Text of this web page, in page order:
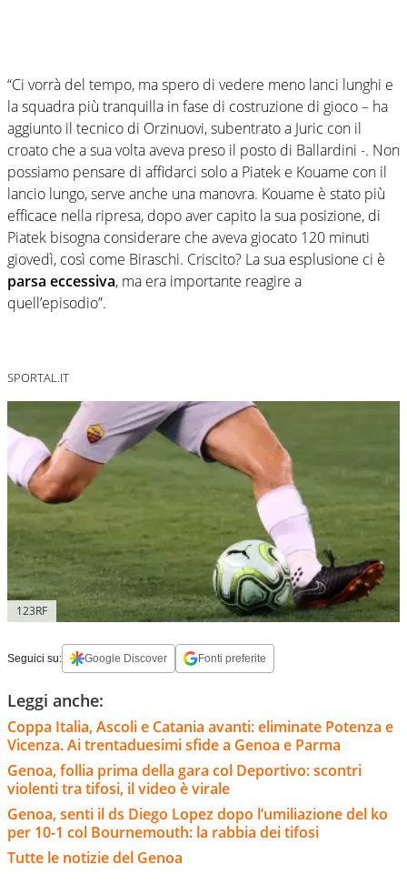
“Ci vorrà del tempo, ma spero di vedere meno lanci lunghi e
la squadra più tranquilla in fase di costruzione di gioco – ha
aggiunto il tecnico di Orzinuovi, subentrato a Juric con il
croato che a sua volta aveva preso il posto di Ballardini -. Non
possiamo pensare di affidarci solo a Piatek e Kouame con il
lancio lungo, serve anche una manovra. Kouame è stato più
efficace nella ripresa, dopo aver capito la sua posizione, di
Piatek bisogna considerare che aveva giocato 120 minuti
giovedì, così come Biraschi. Criscito? La sua esplusione ci è
parsa eccessiva, ma era importante reagire a
quell’episodio”.
SPORTAL.IT
123RF
Seguici su: Google Discover Fonti preferite
Leggi anche:
Coppa Italia, Ascoli e Catania avanti: eliminate Potenza e
Vicenza. Ai trentaduesimi sfide a Genoa e Parma
Genoa, follia prima della gara col Deportivo: scontri
violenti tra tifosi, il video è virale
Genoa, senti il ds Diego Lopez dopo l’umiliazione del ko
per 10-1 col Bournemouth: la rabbia dei tifosi
Tutte le notizie del Genoa